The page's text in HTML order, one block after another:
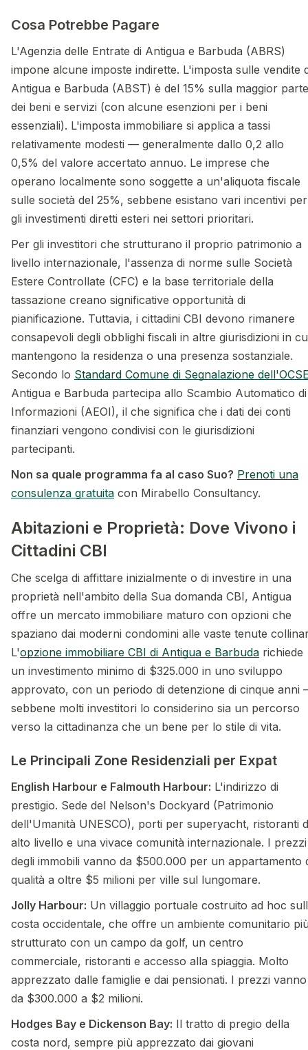
Cosa Potrebbe Pagare
L'Agenzia delle Entrate di Antigua e Barbuda (ABRS)
impone alcune imposte indirette. L'imposta sulle vendite
Antigua e Barbuda (ABST) è del 15% sulla maggior parte
dei beni e servizi (con alcune esenzioni per i beni
essenziali). L'imposta immobiliare si applica a tassi
relativamente modesti — generalmente dallo 0,2 allo
0,5% del valore accertato annuo. Le imprese che
operano localmente sono soggette a un'aliquota fiscale
sulle società del 25%, sebbene esistano vari incentivi per
gli investimenti diretti esteri nei settori prioritari.
Per gli investitori che strutturano il proprio patrimonio a
livello internazionale, l'assenza di norme sulle Società
Estere Controllate (CFC) e la base territoriale della
tassazione creano significative opportunità di
pianificazione. Tuttavia, i cittadini CBI devono rimanere
consapevoli degli obblighi fiscali in altre giurisdizioni in
mantengono la residenza o una presenza sostanziale.
Secondo lo Standard Comune di Segnalazione
Antigua e Barbuda partecipa allo Scambio Automatico di
Informazioni (AEOI), il che significa che i dati dei conti
finanziari vengono condivisi con le giurisdizioni
partecipanti.
Non sa quale programma fa al caso Suo? Prenoti una
consulenza gratuita con Mirabello Consultancy.
Abitazioni e Proprietà: Dove Vivono i
Cittadini CBI
Che scelga di affittare inizialmente o di investire in una
proprietà nell'ambito della Sua domanda CBI, Antigua
offre un mercato immobiliare maturo con opzioni che
spaziano dai moderni condomini alle vaste tenute
L'opzione immobiliare CBI di Antigua e Barbuda richiede
un investimento minimo di $325.000 in uno sviluppo
approvato, con un periodo di detenzione di cinque anni
sebbene molti investitori lo considerino sia un percorso
verso la cittadinanza che un bene per lo stile di vita.
Le Principali Zone Residenziali per Expat
English Harbour e Falmouth Harbour: L'indirizzo di
prestigio. Sede del Nelson's Dockyard (Patrimonio
dell'Umanità UNESCO), porti per superyacht, ristoranti
alto livello e una vivace comunità internazionale. I prezzi
degli immobili vanno da $500.000 per un appartamento
qualità a oltre $5 milioni per ville sul lungomare.
Jolly Harbour: Un villaggio portuale costruito ad hoc
costa occidentale, che offre un ambiente comunitario
strutturato con un campo da golf, un centro
commerciale, ristoranti e accesso alla spiaggia. Molto
apprezzato dalle famiglie e dai pensionati. I prezzi vanno
da $300.000 a $2 milioni.
Hodges Bay e Dickenson Bay: Il tratto di pregio della
costa nord, sempre più apprezzato dai giovani